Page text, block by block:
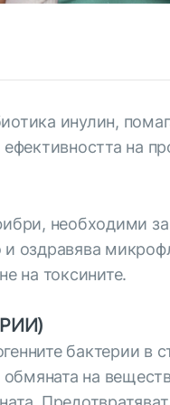
инулин,
на
необходими
оздравява
на токсините.
бактерии
на